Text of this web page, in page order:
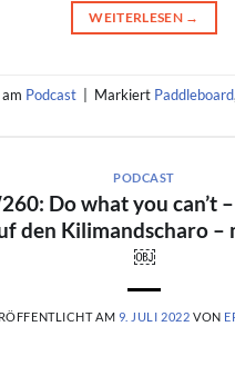
WEITERLESEN →
Podcast Markiert Paddleboard,
PODCAST
Do what you can’t
den Kilimandscharo –
￼
AM 9. JULI 2022 VON